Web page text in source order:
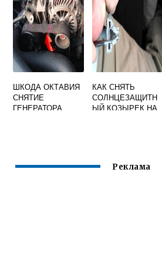
ШКОДА ОКТАВИЯ
СНЯТИЕ
ГЕНЕРАТОРА
КАК СНЯТЬ
СОЛНЦЕЗАЩИТН
ЫЙ КОЗЫРЕК НА
Реклама